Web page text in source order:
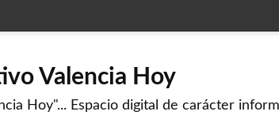
Valencia Hoy
Hoy"... Espacio digital de carácter